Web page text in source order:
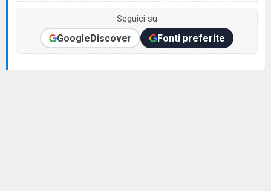
Seguici su
GoogleDiscover Fonti preferite